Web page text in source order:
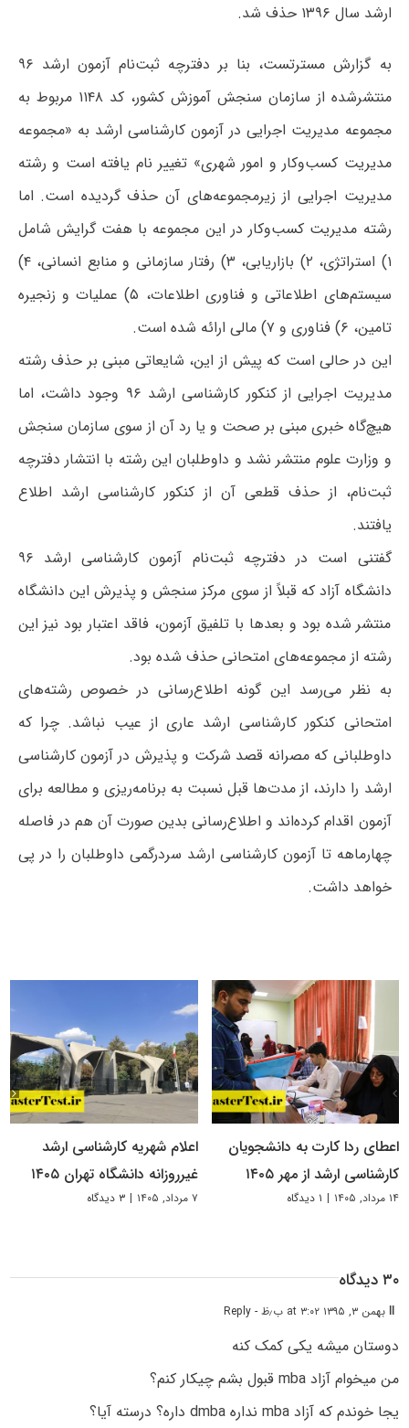
ارشد سال ۱۳۹۶ حذف شد.
به گزارش مسترتست، بنا بر دفترچه ثبت‌نام آزمون ارشد ۹۶
منتشرشده از سازمان سنجش آموزش کشور، کد ۱۱۴۸ مربوط به
مجموعه مدیریت اجرایی در آزمون کارشناسی ارشد به «مجموعه
مدیریت کسب‌وکار و امور شهری» تغییر نام یافته است و رشته
مدیریت اجرایی از زیرمجموعه‌های آن حذف گردیده است. اما
رشته مدیریت کسب‌وکار در این مجموعه با هفت گرایش شامل
۱) استراتژی، ۲) بازاریابی، ۳) رفتار سازمانی و منابع انسانی، ۴)
سیستم‌های اطلاعاتی و فناوری اطلاعات، ۵) عملیات و زنجیره
تامین، ۶) فناوری و ۷) مالی ارائه شده است.
این در حالی است که پیش از این، شایعاتی مبنی بر حذف رشته
مدیریت اجرایی از کنکور کارشناسی ارشد ۹۶ وجود داشت، اما
هیچ‌گاه خبری مبنی بر صحت و یا رد آن از سوی سازمان سنجش
و وزارت علوم منتشر نشد و داوطلبان این رشته با انتشار دفترچه
ثبت‌نام، از حذف قطعی آن از کنکور کارشناسی ارشد اطلاع
یافتند.
گفتنی است در دفترچه ثبت‌نام آزمون کارشناسی ارشد ۹۶
دانشگاه آزاد که قبلاً از سوی مرکز سنجش و پذیرش این دانشگاه
منتشر شده بود و بعدها با تلفیق آزمون، فاقد اعتبار بود نیز این
رشته از مجموعه‌های امتحانی حذف شده بود.
به نظر می‌رسد این گونه اطلاع‌رسانی در خصوص رشته‌های
امتحانی کنکور کارشناسی ارشد عاری از عیب نباشد. چرا که
داوطلبانی که مصرانه قصد شرکت و پذیرش در آزمون کارشناسی
ارشد را دارند، از مدت‌ها قبل نسبت به برنامه‌ریزی و مطالعه برای
آزمون اقدام کرده‌اند و اطلاع‌رسانی بدین صورت آن هم در فاصله
چهارماهه تا آزمون کارشناسی ارشد سردرگمی داوطلبان را در پی
خواهد داشت.
اعطای ردا کارت به دانشجویان
کارشناسی ارشد از مهر ۱۴۰۵
۱۴ مرداد, ۱۴۰۵ | ۱ دیدگاه
اعلام شهریه کارشناسی ارشد
غیرروزانه دانشگاه تهران ۱۴۰۵
۷ مرداد, ۱۴۰۵ | ۳ دیدگاه
۳۰ دیدگاه
llبهمن ۳, ۱۳۹۵ at ۳:۰۲ ب٫ظ - Reply
دوستان میشه یکی کمک کنه
من میخوام آزاد mba قبول بشم چیکار کنم؟
یجا خوندم که آزاد mba نداره dmba داره؟ درسته آیا؟